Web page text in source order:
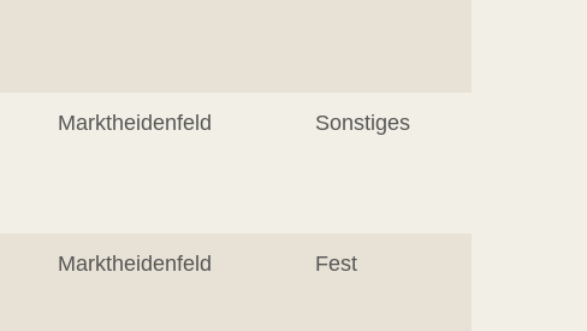
Marktheidenfeld Sonstiges
Marktheidenfeld Fest